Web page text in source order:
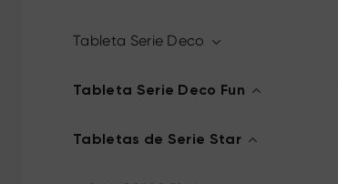
Tableta Serie Deco
Tableta Serie Deco Fun
Tabletas de Serie Star